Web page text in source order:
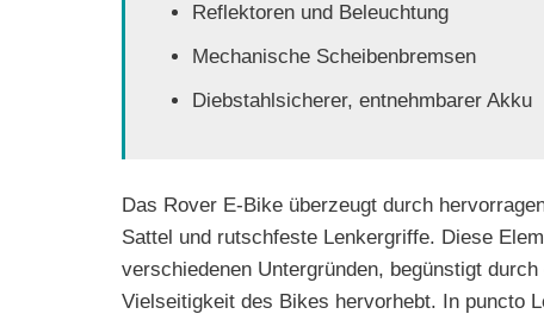
Reflektoren und Beleuchtung
Mechanische Scheibenbremsen
Diebstahlsicherer, entnehmbarer Akku
Das Rover E-Bike überzeugt durch
Sattel und rutschfeste Lenkergriffe. Diese
verschiedenen Untergründen, begünstigt
Vielseitigkeit des Bikes hervorhebt. In puncto